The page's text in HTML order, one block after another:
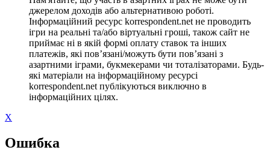
джерелом доходів або альтернативою роботі.
Інформаційний ресурс korrespondent.net не проводить
ігри на реальні та/або віртуальні гроші, також сайт не
приймає ні в якій формі оплату ставок та інших
платежів, які пов’язані/можуть бути пов’язані з
азартними іграми, букмекерами чи тоталізаторами. Будь-
які матеріали на інформаційному ресурсі
korrespondent.net публікуються виключно в
інформаційних цілях.
X
Ошибка